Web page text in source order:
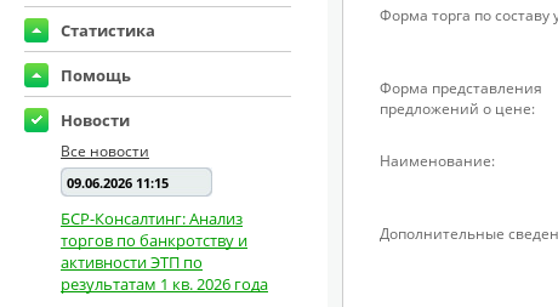
Статистика
Помощь
Новости
Все новости
09.06.2026 11:15
БСР-Консалтинг: Анализ
торгов по банкротству и
активности ЭТП по
результатам 1 кв. 2026 года
Форма торга по составу
Форма представления
предложений о цене:
Наименование:
Дополнительные